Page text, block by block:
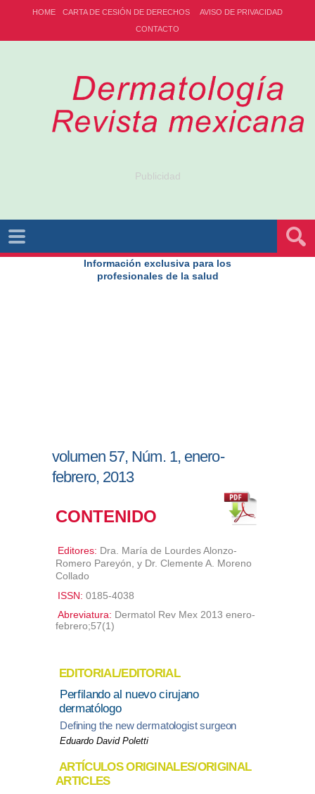
HOME CARTA DE CESIÓN DE DERECHOS
AVISO DE PRIVACIDAD
CONTACTO
Publicidad
Información exclusiva para los
profesionales de la salud
volumen 57, Núm. 1, enero-
febrero, 2013
CONTENIDO
Editores: Dra. María de Lourdes Alonzo-
Romero Pareyón, y Dr. Clemente A. Moreno
Collado
ISSN: 0185-4038
Abreviatura: Dermatol Rev Mex 2013 enero-
febrero;57(1)
EDITORIAL/EDITORIAL
Perfilando al nuevo cirujano
dermatólogo
Defining the new dermatologist surgeon
Eduardo David Poletti
ARTÍCULOS ORIGINALES/ORIGINAL
ARTICLES